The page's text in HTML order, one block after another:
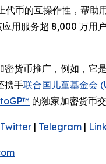
币的互操作性，帮助
用服务超 8,000 万用
货币推广，例如，它
携手联合国儿童基金会
的独家加密货币
Twitter | Telegram |